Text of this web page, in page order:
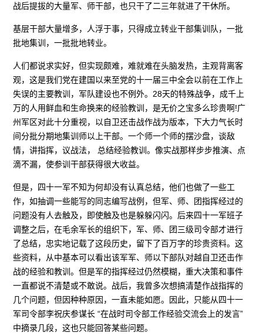
战后提拔的大量军、师干部，也只干了二三年就进了干休所。
基层干部大量增多，人浮于事，只得成立转业干部集训队，一批
批地集训，一批批地转业。
人们都说求实好，但实现颇难，难就难在头脑发热，主观背离客
观，这是我们党在建国以来至党的十一届三中全会以前在工作上
失误的主要教训，军队建设也不例外。28天的特殊战争，成千上
万的人用鲜血和生命换来的经验教训，是无价之宝多么珍贵啊!广
州军区对此十分重视，以自卫还击战作战为版本，下大力气长时
间分批分期地集训师以上干部。一个师一个师的摆沙盘，谈敌
情，讲指挥，议战法， 总结经验教训。像实战那样步步推演、点
滴不漏，使参训干部获得很大收益。
但是，四十一军不知为何却没有认真总结，他们也做了一些工
作，如抽调一些能写的同志编写战例，但军、师、团指挥经过的
问题没有人去触及，即使触及也是躲躲闪闪。后来四十一军班子
调整之后，在毛余军长的组织下，军、师、团三级司令部才进行
了总结，忠实地记载了这段历史，留下了百万字的珍贵资料。这
些资料，从中基本可以看出该军军、师以下部队对越自卫还击作
战的经验和教训。但是军的指挥经过仍然模糊，重大决策和事件
一直都说不清楚或不敢说。战后，我曾多次想搞清楚作战指挥的
几个问题，但因种种原因，一直未能如愿。因此，只能从四十一
军司令部李祝庆参谋长 “在战时司令部工作经验交流会上的发言”
中摘录几段，这也只能回答某些问题。